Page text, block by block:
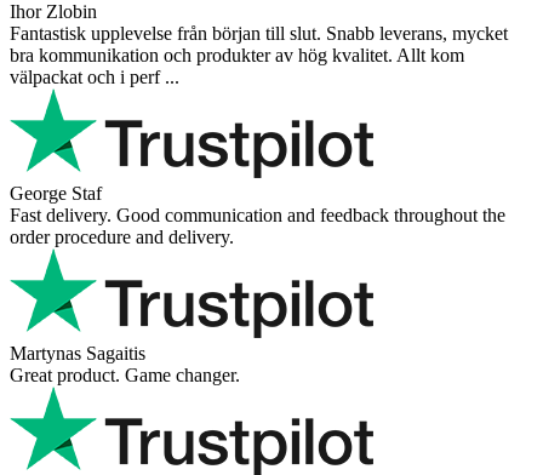
Ihor Zlobin
Fantastisk upplevelse från början till slut. Snabb leverans, mycket
bra kommunikation och produkter av hög kvalitet. Allt kom
välpackat och i perf ...
George Staf
Fast delivery. Good communication and feedback throughout the
order procedure and delivery.
Martynas Sagaitis
Great product. Game changer.